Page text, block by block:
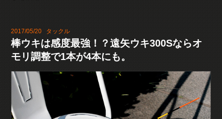
2017/05/20 タックル
棒ウキは感度最強！？遠矢ウキ300Sならオ
モリ調整で1本が4本にも。